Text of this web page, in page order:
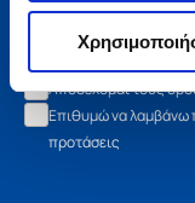
Αποδέχομαι τους
Επιθυμώ να λαμβάνω
προτάσεις